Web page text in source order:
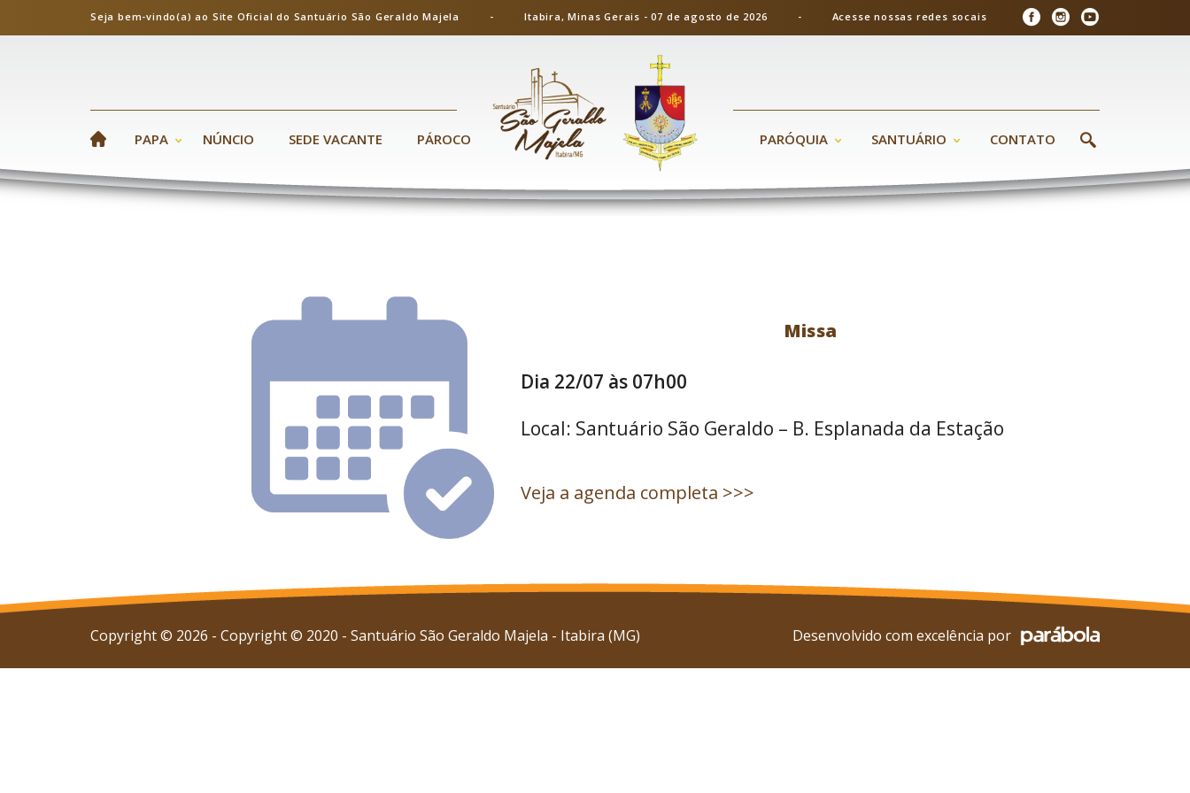
Seja bem-vindo(a) ao Site Oficial do Santuário São Geraldo Majela - Itabira, Minas Gerais - 07 de agosto de 2026 - Acesse nossas redes socais
PAPA NÚNCIO SEDE VACANTE PÁROCO PARÓQUIA SANTUÁRIO CONTATO
Missa
Dia 22/07 às 07h00
Local: Santuário São Geraldo – B. Esplanada da Estação
Veja a agenda completa >>>
Copyright © 2026 - Copyright © 2020 - Santuário São Geraldo Majela - Itabira (MG) Desenvolvido com excelência por